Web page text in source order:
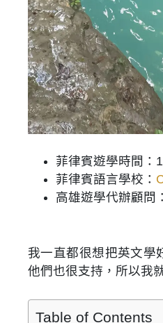
菲律賓遊學時間：
菲律賓語言學校：
高雄遊學代辦顧問
我一直都很想把英文學
他們也很支持，所以我
Table of Contents